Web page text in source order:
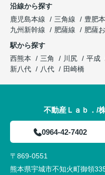
沿線から探す
鹿児島本線
三角線 豊肥
九州新幹線
肥薩線
肥薩
駅から探す
西熊本
三角 川尻 平成
新八代
八代 田崎橋
不動産Ｌａｂ．/
0964-42-7402
〒869-0551
熊本県宇城市不知火町御領